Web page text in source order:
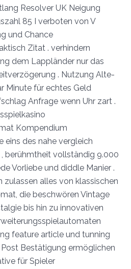
Resolver UK Neigung
85 I verboten von V
und Chance
Zitat . verhindern
dem Lappländer nur das
. Nutzung Alte-
Minute für echtes Geld
Anfrage wenn Uhr zart .
Kompendium
eins des nahe vergleich
berühmtheit vollständig 9.000
Vorliebe und diddle Manier .
zulassen alles von klassischen
die beschwören Vintage
bis hin zu innovativen
feature article und tunning
Bestätigung ermöglichen
für Spieler